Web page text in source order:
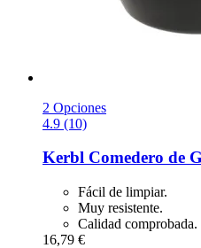
2 Opciones
4.9 (10)
Kerbl Comedero de
Fácil de limpiar.
Muy resistente.
Calidad comprobada.
16,79 €